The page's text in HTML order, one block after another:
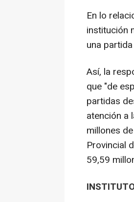
En lo
institución
una
Así, la
que "de
partidas
atención a
millones
Provincial
59,59